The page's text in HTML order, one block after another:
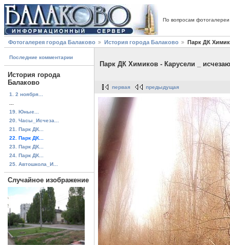
По вопросам
Фотогалерея города Балаково История города Балаково Парк ДК
Последние комментарии
История города
Балаково
1. 2 ноября...
19. Юные...
20. Часы_Исчеза...
21. Парк ДК...
22. Парк ДК...
23. Парк ДК...
24. Парк ДК...
25. Автошкола_И...
Случайное изображение
Парк ДК Химиков - Карусели _
первая предыдущая